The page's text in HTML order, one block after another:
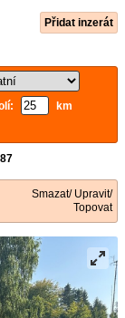
Přidat inzerát
km
Smazat/ Upravit/
Topovat